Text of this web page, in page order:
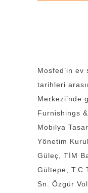
Mosfed’in
tarihleri
Merkezi’nde
Furnishings
Mobilya
Yönetim
Güleç, TİM
Gültepe, T.C
Sn. Özgür